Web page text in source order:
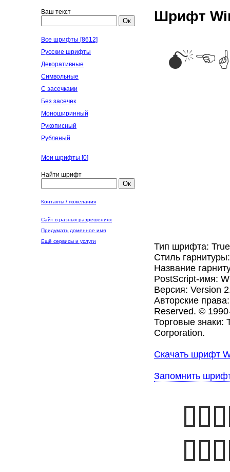
Ваш текст
Ок
Все шрифты [8612]
Русские шрифты
Декоративные
Символьные
С засечками
Без засечек
Моноширинный
Рукописный
Рубленый
Мои шрифты [0]
Найти шрифт
Ок
Контакты / пожелания
Сайт в разных разрешениях
Придумать доменное имя
Ещё сервисы и услуги
Шрифт
Тип шрифта:
Стиль
Название
PostScript-имя:
Версия: Version
Авторские
Reserved. ©
Торговые знаки:
Corporation.
Скачать шрифт
Запомнить